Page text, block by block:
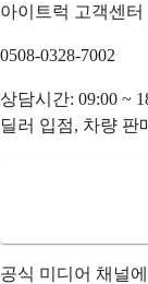
아이트럭 고객센터
0508-0328-7002
상담시간: 09:00 ~
딜러 입점, 차량 판
공식 미디어 채널